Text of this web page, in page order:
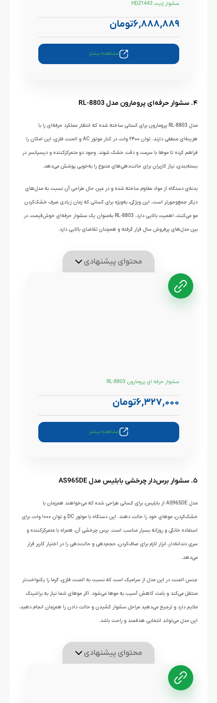
سشوار زنیت HDZ1443
۶,۸۸۸,۸۸۹تومان
مشاهده بیشتر
۴. سشوار حرفه‌ای پرومارون مدل RL-8803
مدل RL-8803 پرومارون برای کسانی ساخته شده که انتظار عملکرد حرفه‌ای را با
هزینه‌ای منطقی دارند. توان ۲۴۰۰ وات، در کنار موتور AC و المنت فلزی، این امکان را
فراهم کرده تا موها با سرعت و دقت خشک شوند. وجود دو متمرکزکننده و دیسپانسر در
بسته‌بندی، نیاز کاربران برای حالت‌دهی‌های متنوع را به‌خوبی پوشش می‌دهد.
بدنه‌ی دستگاه از مواد مقاوم ساخته شده و در عین حال طراحی آن نسبت به مدل‌های
دیگر جمع‌وجورتر است. این ویژگی، به‌ویژه برای کسانی که زمان زیادی صرف خشک‌کردن
مو می‌کنند، اهمیت بالایی دارد. RL-8803 به‌عنوان یک سشوار حرفه‌ای خوش‌قیمت، در
بین مدل‌های پرفروش سال قرار گرفته و همچنان تقاضای بالایی دارد.
محتوای پیشنهادی
سشوار حرفه ای پرومارون RL-8803
۶,۳۲۷,۰۰۰تومان
مشاهده بیشتر
۵. سشوار برس‌دار چرخشی بابلیس مدل AS965DE
مدل AS965DE از بابلیس، برای کسانی طراحی شده که می‌خواهند هم‌زمان با
خشک‌کردن، موهای خود را حالت دهند. این دستگاه با موتور DC و توان ۱۰۰۰ وات، برای
استفاده خانگی و روزانه بسیار مناسب است. برس چرخشی آن، همراه با متمرکزکننده و
سری دندانه‌دار، ابزار لازم برای صاف‌کردن، حجم‌دهی و حالت‌دهی را در اختیار کاربر قرار
می‌دهد.
جنس المنت در این مدل از سرامیک است که نسبت به المنت فلزی، گرما را یکنواخت‌تر
منتقل می‌کند و باعث کاهش آسیب به موها می‌شود. اگر موهای شما نیاز به براشینگ
ملایم دارد و ترجیح می‌دهید مراحل سشوار کشیدن و حالت دادن را هم‌زمان انجام دهید،
این مدل می‌تواند انتخابی هدفمند و راحت باشد.
محتوای پیشنهادی